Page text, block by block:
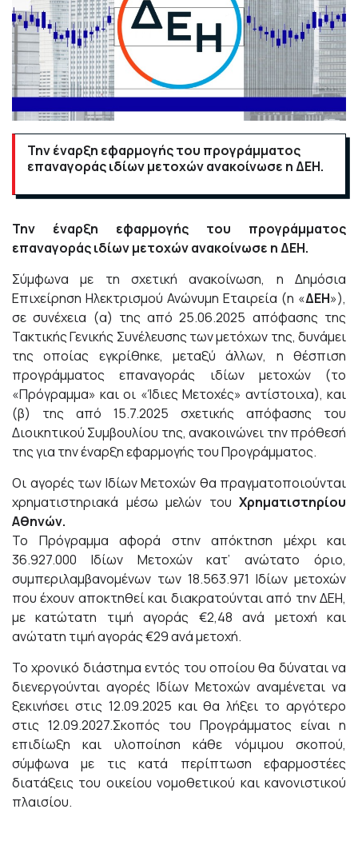
Την έναρξη εφαρμογής του προγράμματος
επαναγοράς ιδίων μετοχών ανακοίνωσε η ΔΕΗ.
Την έναρξη εφαρμογής του προγράμματος
επαναγοράς ιδίων μετοχών ανακοίνωσε ηΔΕΗ.
Σύμφωνα με τη σχετική ανακοίνωση, η Δημόσια
Επιχείρηση Ηλεκτρισμού Ανώνυμη Εταιρεία (η «ΔΕΗ»),
σε συνέχεια (α) της από 25.06.2025 απόφασης της
Τακτικής Γενικής Συνέλευσης των μετόχων της, δυνάμει
της οποίας εγκρίθηκε, μεταξύ άλλων, η θέσπιση
προγράμματος επαναγοράς ιδίων μετοχών (το
«Πρόγραμμα» και οι «Ίδιες Μετοχές» αντίστοιχα), και
(β) της από 15.7.2025 σχετικής απόφασης του
Διοικητικού Συμβουλίου της, ανακοινώνει την πρόθεσή
της για την έναρξη εφαρμογής του Προγράμματος.
Οι αγορές των Ιδίων Μετοχών θα πραγματοποιούνται
χρηματιστηριακά μέσω μελών του Χρηματιστηρίου
Αθηνών.
Το Πρόγραμμα αφορά στην απόκτηση μέχρι και
36.927.000 Ιδίων Μετοχών κατ’ ανώτατο όριο,
συμπεριλαμβανομένων των 18.563.971 Ιδίων μετοχών
που έχουν αποκτηθεί και διακρατούνται από την ΔΕΗ,
με κατώτατη τιμή αγοράς €2,48 ανά μετοχή και
ανώτατη τιμή αγοράς €29 ανά μετοχή.
Το χρονικό διάστημα εντός του οποίου θα δύναται να
διενεργούνται αγορές Ιδίων Μετοχών αναμένεται να
ξεκινήσει στις 12.09.2025 και θα λήξει το αργότερο
στις 12.09.2027.Σκοπός του Προγράμματος είναι η
επιδίωξη και υλοποίηση κάθε νόμιμου σκοπού,
σύμφωνα με τις κατά περίπτωση εφαρμοστέες
διατάξεις του οικείου νομοθετικού και κανονιστικού
πλαισίου.